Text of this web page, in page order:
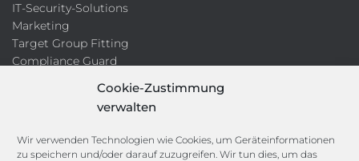
Cookie-Zustimmung
verwalten
Wir verwenden Technologien wie Cookies, um Geräteinformationen
zu speichern und/oder darauf zuzugreifen. Wir tun dies, um das
IT-Security-Solutions
Marketing
Target Group Fitting
Compliance Guard
Channels